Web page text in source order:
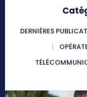
DERNIÈRES